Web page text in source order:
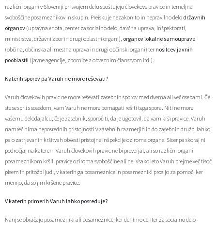
različni organi v Sloveniji pri svojem delu spoštujejo človekove pravice in temeljne
svoboščine posameznikov in skupin. Preiskuje nezakonito in nepravilno delo državnih
organov (upravna enota, center za socialno delo, davčna uprava, inšpektorati,
ministrstva, državni zbor in drugi oblastni organi), organov lokalne samouprave
(občina, občinska ali mestna uprava in drugi občinski organi) ter nosilcev javnih
pooblastil (javne agencije, zbornice z obveznim članstvom itd.).
Katerih sporov pa Varuh ne more reševati?
Varuh človekovih pravic ne more reševati zasebnih sporov med dvema ali več osebami. Če
ste se sprli s sosedom, vam Varuh ne more pomagati rešiti tega spora. Niti ne more
vašemu delodajalcu, če je zasebnik, sporočiti, da je ugotovil, da vam krši pravice. Varuh
namreč nima neposrednih pristojnosti v zasebnih razmerjih in do zasebnih družb, lahko
pa o zatrjevanih kršitvah obvesti pristojne inšpekcije oziroma organe. Sicer pa skoraj ni
področja, na katerem Varuh človekovih pravic ne bi preverjal, ali so različni organi
posameznikom kršili pravice oziroma svoboščine ali ne. Vsako leto Varuh prejme več tisoč
pisem in pritožb ljudi, v katerih ga posameznice in posamezniki prosijo za pomoč, ker
menijo, da so jim kršene pravice.
V katerih primerih Varuh lahko posreduje?
Nanj se obračajo posamezniki ali posameznice, ker denimo center za socialno delo
Lokalni program za mladino 2023 – 2028
Občinski predpisi
Občinski časopis
Proračun občine